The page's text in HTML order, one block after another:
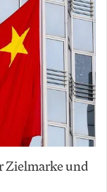
Zielmarke und